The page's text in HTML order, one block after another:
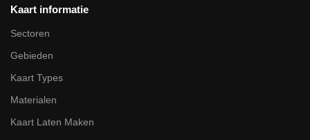
Kaart informatie
Sectoren
Gebieden
Kaart Types
Materialen
Kaart Laten Maken